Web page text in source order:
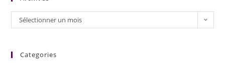
Sélectionner un mois
Categories